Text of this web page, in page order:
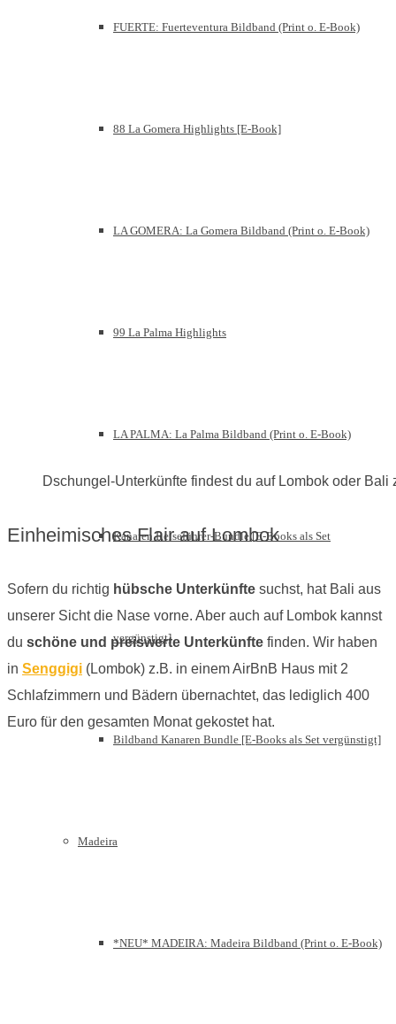
FUERTE: Fuerteventura Bildband (Print o. E-Book)
88 La Gomera Highlights [E-Book]
LA GOMERA: La Gomera Bildband (Print o. E-Book)
99 La Palma Highlights
LA PALMA: La Palma Bildband (Print o. E-Book)
Kanaren Reiseführer-Bundle [E-Books als Set
vergünstigt]
Bildband Kanaren Bundle [E-Books als Set vergünstigt]
Madeira
*NEU* MADEIRA: Madeira Bildband (Print o. E-Book)
Dschungel-Unterkünfte findest du auf Lombok oder Bali
Einheimisches Flair auf Lombok
Sofern du richtig hübsche Unterkünfte suchst, hat Bali aus
unserer Sicht die Nase vorne. Aber auch auf Lombok kannst
du schöne und preiswerte Unterkünfte finden. Wir haben
in Senggigi (Lombok) z.B. in einem AirBnB Haus mit 2
Schlafzimmern und Bädern übernachtet, das lediglich 400
Euro für den gesamten Monat gekostet hat.